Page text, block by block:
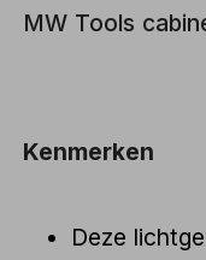
MW Tools
Kenmerken
Deze